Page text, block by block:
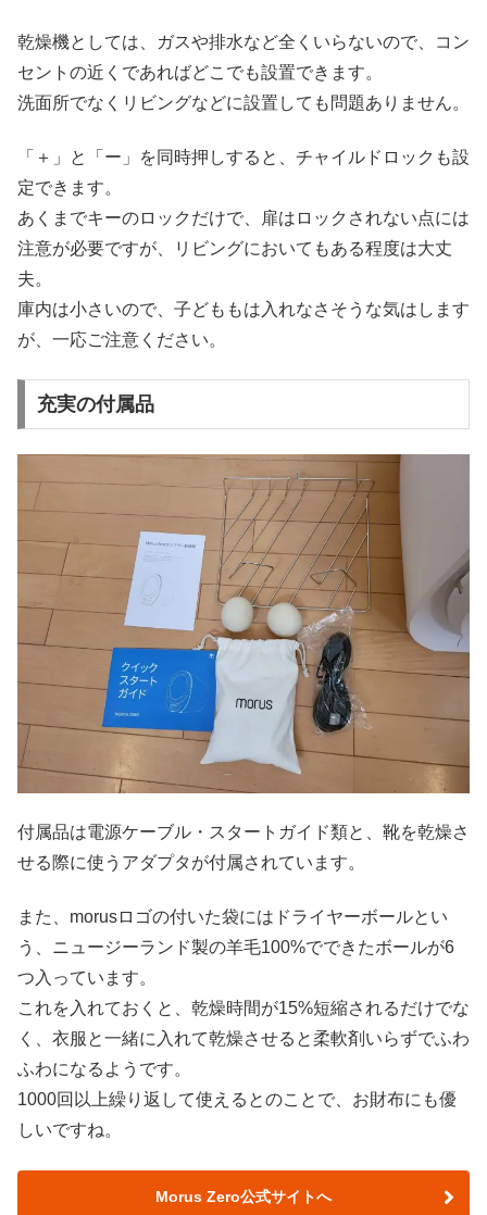
乾燥機としては、ガスや排水など全くいらないので、コン
セントの近くであればどこでも設置できます。
洗面所でなくリビングなどに設置しても問題ありません。
「＋」と「ー」を同時押しすると、チャイルドロックも設
定できます。
あくまでキーのロックだけで、扉はロックされない点には
注意が必要ですが、リビングにおいてもある程度は大丈
夫。
庫内は小さいので、子どももは入れなさそうな気はします
が、一応ご注意ください。
充実の付属品
付属品は電源ケーブル・スタートガイド類と、靴を乾燥さ
せる際に使うアダプタが付属されています。
また、morusロゴの付いた袋にはドライヤーボールとい
う、ニュージーランド製の羊毛100%でできたボールが6
つ入っています。
これを入れておくと、乾燥時間が15%短縮されるだけでな
く、衣服と一緒に入れて乾燥させると柔軟剤いらずでふわ
ふわになるようです。
1000回以上繰り返して使えるとのことで、お財布にも優
しいですね。
Morus Zero公式サイトへ